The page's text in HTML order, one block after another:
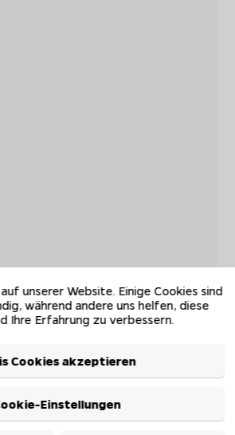
unserer Website. Einige Cookies sind
während andere uns helfen, diese
Ihre Erfahrung zu verbessern.
Cookies akzeptieren
Einstellungen